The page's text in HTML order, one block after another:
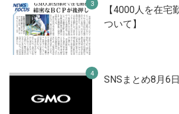
【4000人を在宅
ついて】
SNSまとめ8月6日